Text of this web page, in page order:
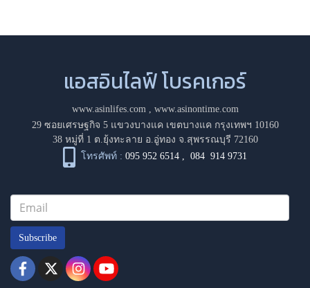
แอสอินไลฟ์ โบรคเกอร์
www.asinlifes.com, www.asinontime.com
29 ซอยเศรษฐกิจ 5 แขวงบางแค เขตบางแค กรุงเทพฯ 10160
38 หมู่ที่ 1 ต.ยุ้งทะลาย อ.อู่ทอง จ.สุพรรณบุรี 72160
โทรศัพท์ : 095 952 6514 ,084 914 9731
Subscribe